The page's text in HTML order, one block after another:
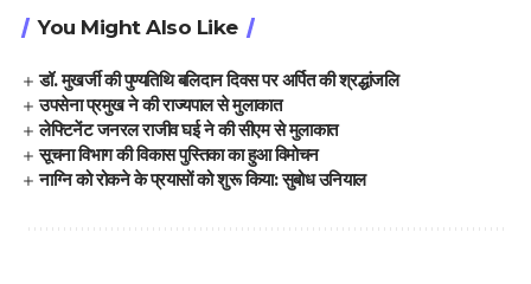
You Might Also Like
डॉ. मुखर्जी की पुण्यतिथि बलिदान दिवस पर अर्पित की श्रद्धांजलि
उपसेना प्रमुख ने की राज्यपाल से मुलाकात
लेफ्टिनेंट जनरल राजीव घई ने की सीएम से मुलाकात
सूचना विभाग की विकास पुस्तिका का हुआ विमोचन
नाग्नि को रोकने के प्रयासों को शुरू किया: सुबोध उनियाल